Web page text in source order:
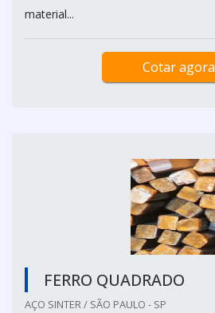
material...
Cotar agora
FERRO QUADRADO
AÇO SINTER / SÃO PAULO - SP